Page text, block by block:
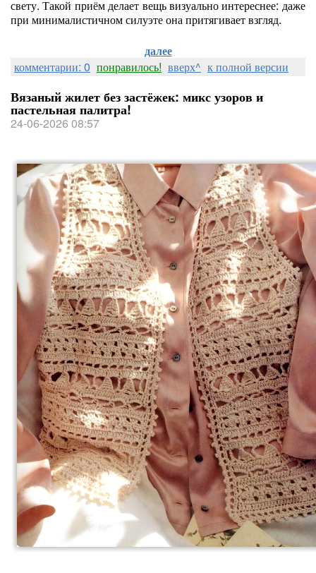
свету. Такой приёмделает вещьвизуальноинтереснее: даже
при минималистичномсилуэтеонапритягиваетвзгляд.
далее
комментарии: 0 понравилось! вверх^ к полной версии
Вязаный жилет без застёжек: микс узоров и
пастельная палитра!
24-06-2026 08:57